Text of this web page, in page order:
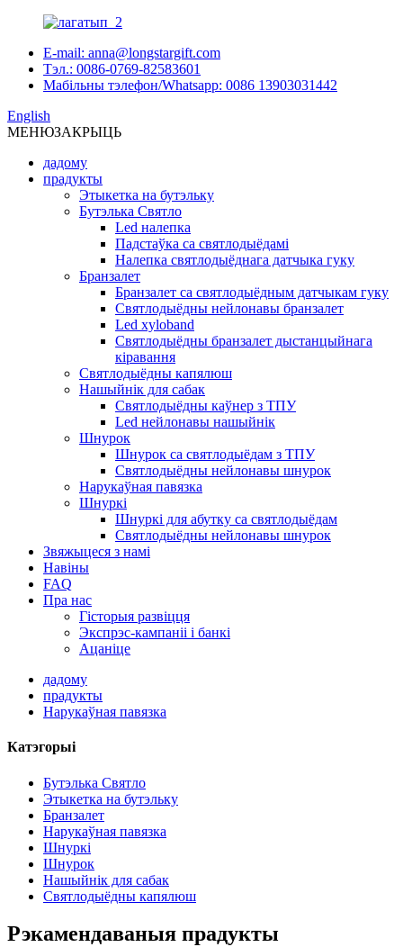
E-mail: anna@longstargift.com
Тэл.: 0086-0769-82583601
Мабільны тэлефон/Whatsapp: 0086 13903031442
English
МЕНЮЗАКРЫЦЬ
дадому
прадукты
Этыкетка на бутэльку
Бутэлька Святло
Led налепка
Падстаўка са святлодыёдамі
Налепка святлодыёднага датчыка гуку
Бранзалет
Бранзалет са святлодыёдным датчыкам гуку
Святлодыёдны нейлонавы бранзалет
Led xyloband
Святлодыёдны бранзалет дыстанцыйнага
кіравання
Святлодыёдны капялюш
Нашыйнік для сабак
Святлодыёдны каўнер з ТПУ
Led нейлонавы нашыйнік
Шнурок
Шнурок са святлодыёдам з ТПУ
Святлодыёдны нейлонавы шнурок
Нарукаўная павязка
Шнуркі
Шнуркі для абутку са святлодыёдам
Святлодыёдны нейлонавы шнурок
Звяжыцеся з намі
Навіны
FAQ
Пра нас
Гісторыя развіцця
Экспрэс-кампаніі і банкі
Ацаніце
дадому
прадукты
Нарукаўная павязка
Катэгорыі
Бутэлька Святло
Этыкетка на бутэльку
Бранзалет
Нарукаўная павязка
Шнуркі
Шнурок
Нашыйнік для сабак
Святлодыёдны капялюш
Рэкамендаваныя прадукты